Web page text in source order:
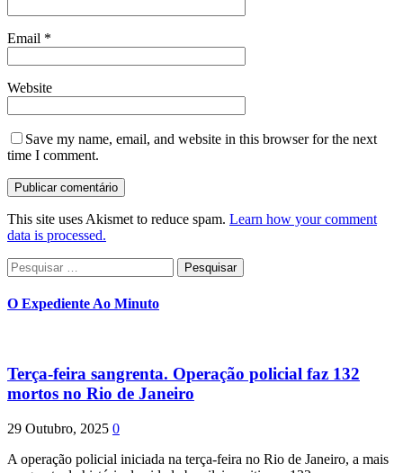
Email *
Website
Save my name, email, and website in this browser for the next
time I comment.
This site uses Akismet to reduce spam. Learn how your comment
data is processed.
Pesquisar
por:
O Expediente Ao Minuto
Terça-feira sangrenta. Operação policial faz 132
mortos no Rio de Janeiro
29 Outubro, 2025 0
A operação policial iniciada na terça-feira no Rio de Janeiro, a mais